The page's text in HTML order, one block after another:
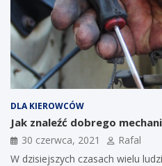
DLA KIEROWCÓW
Jak znaleźć dobrego
30 czerwca, 2021
Rafal
W dzisiejszych czasach wielu